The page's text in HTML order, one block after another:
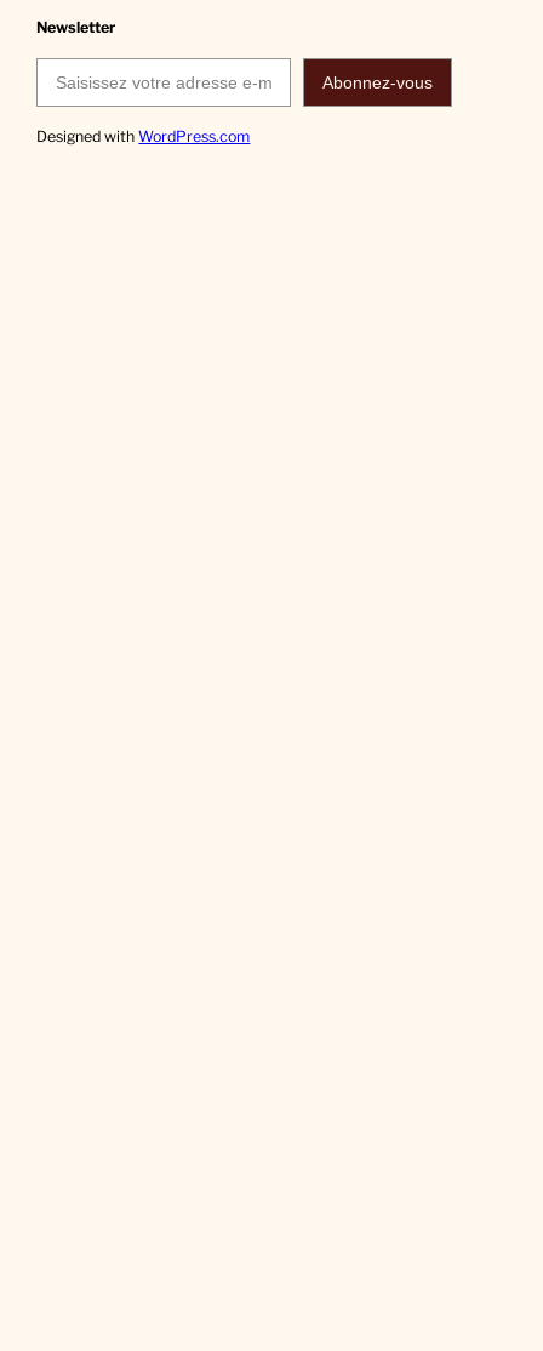
Newsletter
Saisissez votre adresse e-mail…
Abonnez-vous
Designed withWordPress.com